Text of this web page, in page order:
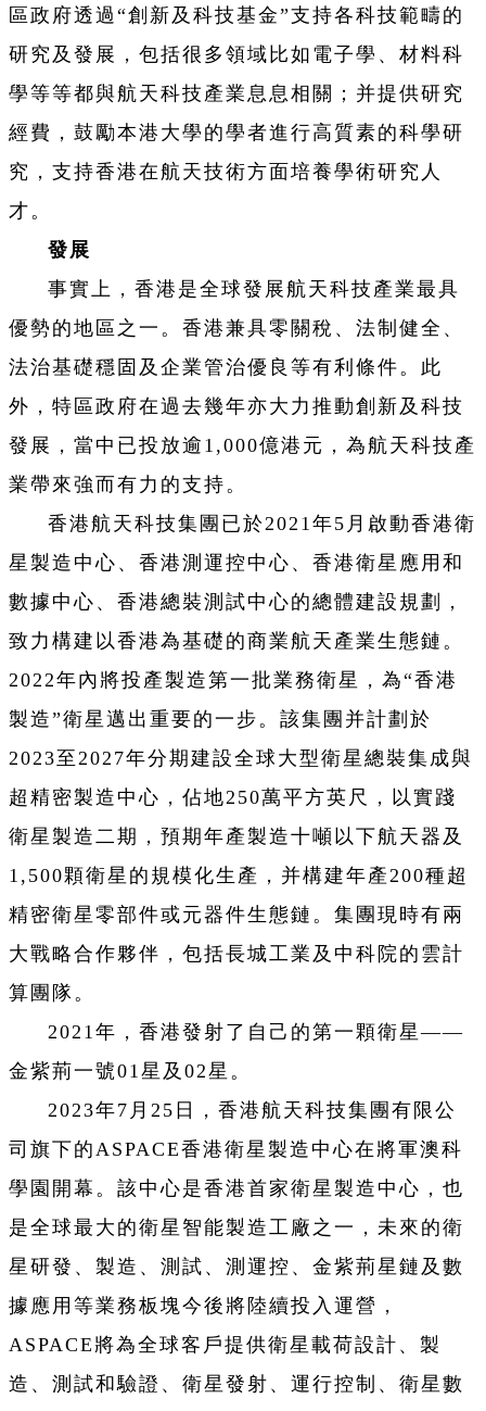
區政府透過“創新及科技基金”支持各科技範疇的
研究及發展，包括很多領域比如電子學、材料科
學等等都與航天科技產業息息相關；并提供研究
經費，鼓勵本港大學的學者進行高質素的科學研
究，支持香港在航天技術方面培養學術研究人
才。
發展
事實上，香港是全球發展航天科技產業最具
優勢的地區之一。香港兼具零關稅、法制健全、
法治基礎穩固及企業管治優良等有利條件。此
外，特區政府在過去幾年亦大力推動創新及科技
發展，當中已投放逾1,000億港元，為航天科技產
業帶來強而有力的支持。
香港航天科技集團已於2021年5月啟動香港衛
星製造中心、香港測運控中心、香港衛星應用和
數據中心、香港總裝測試中心的總體建設規劃，
致力構建以香港為基礎的商業航天產業生態鏈。
2022年內將投產製造第一批業務衛星，為“香港
製造”衛星邁出重要的一步。該集團并計劃於
2023至2027年分期建設全球大型衛星總裝集成與
超精密製造中心，佔地250萬平方英尺，以實踐
衛星製造二期，預期年產製造十噸以下航天器及
1,500顆衛星的規模化生產，并構建年產200種超
精密衛星零部件或元器件生態鏈。集團現時有兩
大戰略合作夥伴，包括長城工業及中科院的雲計
算團隊。
2021年，香港發射了自己的第一顆衛星——
金紫荊一號01星及02星。
2023年7月25日，香港航天科技集團有限公
司旗下的ASPACE香港衛星製造中心在將軍澳科
學園開幕。該中心是香港首家衛星製造中心，也
是全球最大的衛星智能製造工廠之一，未來的衛
星研發、製造、測試、測運控、金紫荊星鏈及數
據應用等業務板塊今後將陸續投入運營，
ASPACE將為全球客戶提供衛星載荷設計、製
造、測試和驗證、衛星發射、運行控制、衛星數